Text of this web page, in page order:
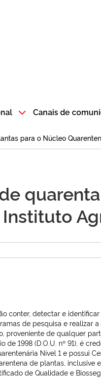
do Poupatempo SP GOV
Canais de
para o Núcleo
conter, detectar e
de pesquisa e realizar
proveniente de qualquer
de 1998 (D.O.U. nº 91), é
Nível 1 e possui
de plantas,
de Qualidade e